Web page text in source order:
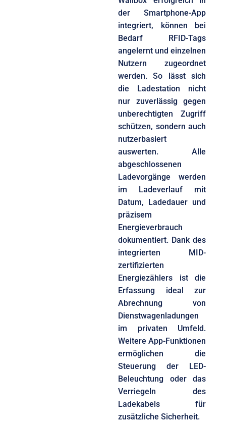
der Smartphone-App
integriert, können bei
Bedarf RFID-Tags
angelernt und einzelnen
Nutzern zugeordnet
werden. So lässt sich
die Ladestation nicht
nur zuverlässig gegen
unberechtigten Zugriff
schützen, sondern auch
nutzerbasiert
auswerten. Alle
abgeschlossenen
Ladevorgänge werden
im Ladeverlauf mit
Datum, Ladedauer und
präzisem
Energieverbrauch
dokumentiert. Dank des
integrierten MID-
zertifizierten
Energiezählers ist die
Erfassung ideal zur
Abrechnung von
Dienstwagenladungen
im privaten Umfeld.
Weitere App-Funktionen
ermöglichen die
Steuerung der LED-
Beleuchtung oder das
Verriegeln des
Ladekabels für
zusätzliche Sicherheit.